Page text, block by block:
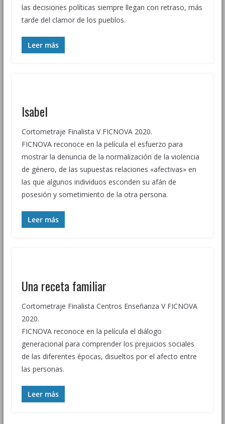
las decisiones políticas siempre llegan con retraso, más
tarde del clamor de los pueblos.
Leer más
Isabel
Cortometraje Finalista V FICNOVA 2020.
FICNOVA reconoce en la película el esfuerzo para
mostrar la denuncia de la normalización de la violencia
de género, de las supuestas relaciones «afectivas» en
las que algunos individuos esconden su afán de
posesión y sometimiento de la otra persona.
Leer más
Una receta familiar
Cortometraje Finalista Centros Enseñanza V FICNOVA
2020.
FICNOVA reconoce en la película el diálogo
generacional para comprender los prejuicios sociales
de las diferentes épocas, disueltos por el afecto entre
las personas.
Leer más